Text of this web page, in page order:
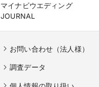
マイナビウエディング
JOURNAL
お問い合わせ（法人様）
調査データ